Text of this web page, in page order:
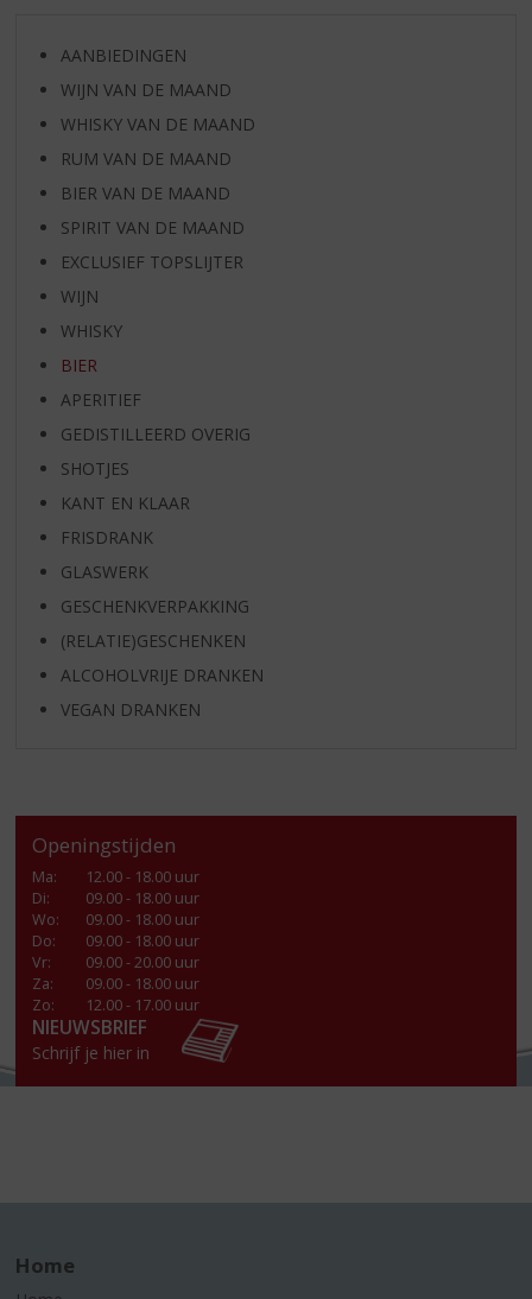
AANBIEDINGEN
WIJN VAN DE MAAND
WHISKY VAN DE MAAND
RUM VAN DE MAAND
BIER VAN DE MAAND
SPIRIT VAN DE MAAND
EXCLUSIEF TOPSLIJTER
WIJN
WHISKY
BIER
APERITIEF
GEDISTILLEERD OVERIG
SHOTJES
KANT EN KLAAR
FRISDRANK
GLASWERK
GESCHENKVERPAKKING
(RELATIE)GESCHENKEN
ALCOHOLVRIJE DRANKEN
VEGAN DRANKEN
Openingstijden
Ma:
12.00 - 18.00 uur
Di:
09.00 - 18.00 uur
Wo:
09.00 - 18.00 uur
Do:
09.00 - 18.00 uur
Vr:
09.00 - 20.00 uur
Za:
09.00 - 18.00 uur
Zo:
12.00 - 17.00 uur
NIEUWSBRIEF
Schrijf je hier in
Home